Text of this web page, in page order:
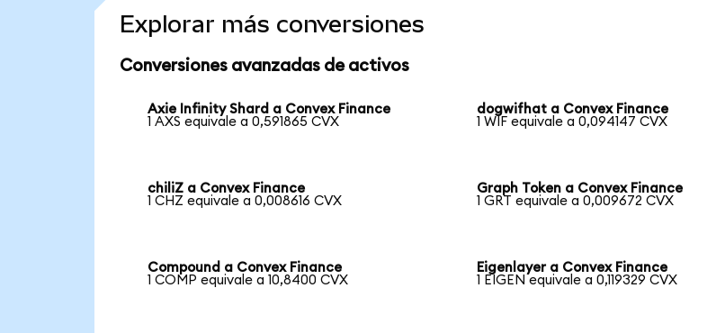
Explorar más conversiones
Conversiones avanzadas de activos
Axie Infinity Shard a Convex Finance
1 AXS equivale a 0,591865 CVX
dogwifhat a Convex Finance
1 WIF equivale a 0,094147 CVX
chiliZ a Convex Finance
1 CHZ equivale a 0,008616 CVX
Graph Token a Convex Finance
1 GRT equivale a 0,009672 CVX
Compound a Convex Finance
1 COMP equivale a 10,8400 CVX
Eigenlayer a Convex Finance
1 EIGEN equivale a 0,119329 CVX